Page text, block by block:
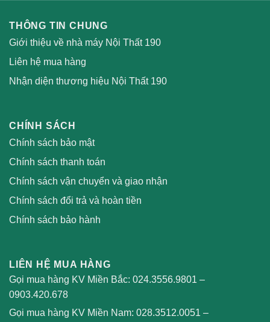
THÔNG TIN CHUNG
Giới thiệu về nhà máy Nội Thất 190
Liên hệ mua hàng
Nhận diện thương hiệu Nội Thất 190
CHÍNH SÁCH
Chính sách bảo mật
Chính sách thanh toán
Chính sách vận chuyển và giao nhận
Chính sách đổi trả và hoàn tiền
Chính sách bảo hành
LIÊN HỆ MUA HÀNG
Gọi mua hàng KV Miền Bắc: 024.3556.9801 –
0903.420.678
Gọi mua hàng KV Miền Nam: 028.3512.0051 –